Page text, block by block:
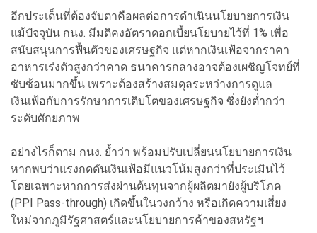
อีกประเด็นที่ต้องจับตาคือผลต่อการดำเนินนโยบายการเงิน
แม้ปัจจุบัน กนง. มีมติคงอัตราดอกเบี้ยนโยบายไว้ที่ 1% เพื่อ
สนับสนุนการฟื้นตัวของเศรษฐกิจ แต่หากเงินเฟ้อจากราคา
อาหารเร่งตัวสูงกว่าคาด ธนาคารกลางอาจต้องเผชิญโจทย์ที่
ซับซ้อนมากขึ้น เพราะต้องสร้างสมดุลระหว่างการดูแล
เงินเฟ้อกับการรักษาการเติบโตของเศรษฐกิจ ซึ่งยังต่ำกว่า
ระดับศักยภาพ
อย่างไรก็ตาม กนง. ย้ำว่า พร้อมปรับเปลี่ยนนโยบายการเงิน
หากพบว่าแรงกดดันเงินเฟ้อมีแนวโน้มสูงกว่าที่ประเมินไว้
โดยเฉพาะหากการส่งผ่านต้นทุนจากผู้ผลิตมายังผู้บริโภค
(PPI Pass-through) เกิดขึ้นในวงกว้าง หรือเกิดความเสี่ยง
ใหม่จากภูมิรัฐศาสตร์และนโยบายการค้าของสหรัฐฯ